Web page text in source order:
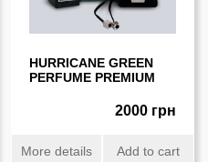
HURRICANE GREEN
PERFUME PREMIUM
2000 грн
More details Add to cart